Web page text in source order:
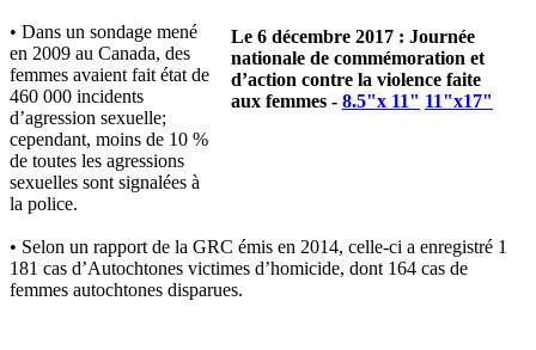
Le 6 décembre 2017 : Journée
nationale de commémoration et
d’action contre la violence faite
aux femmes - 8.5"x 11" 11"x17"
• Dans un sondage mené
en 2009 au Canada, des
femmes avaient fait état de
460 000 incidents
d’agression sexuelle;
cependant, moins de 10 %
de toutes les agressions
sexuelles sont signalées à
la police.
• Selon un rapport de la GRC émis en 2014, celle-ci a enregistré 1
181 cas d’Autochtones victimes d’homicide, dont 164 cas de
femmes autochtones disparues.